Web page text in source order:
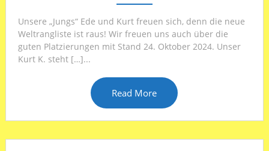
Unsere „Jungs“ Ede und Kurt freuen sich, denn die neue
Weltrangliste ist raus! Wir freuen uns auch über die
guten Platzierungen mit Stand 24. Oktober 2024. Unser
Kurt K. steht […]...
Read More